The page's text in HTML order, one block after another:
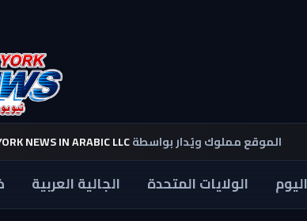
الموقع مملوك ويُدار بواسطةNEWS IN ARABIC LLC
الولايات المتحدة الجالية العربية